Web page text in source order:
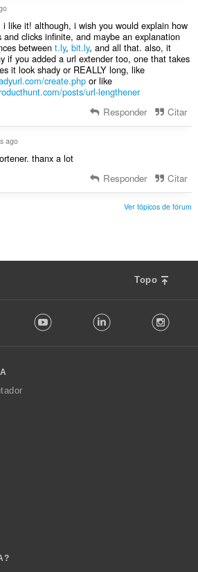
like it! although, i wish you would explain how
and clicks infinite, and maybe an explanation
between t.ly, bit.ly, and all that. also, it
if you added a url extender too, one that takes
it look shady or REALLY long, like
create.phpor like
posts/url-lengthener
Responder Citar
ago
thanx a lot
Responder Citar
Ver tópicos de fórum
Topo
Youtube LinkedIn